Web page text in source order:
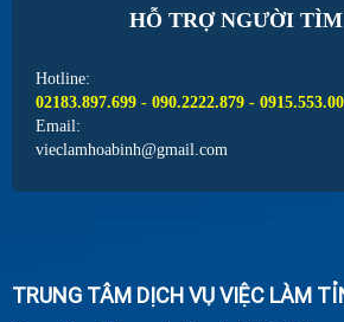
HỖ TRỢ NGƯỜI
Hotline:
02183.897.699 - 090.2222.879 -
Email:
vieclamhoabinh@gmail.com
TRUNG TÂM DỊCH VỤ VIỆC LÀM